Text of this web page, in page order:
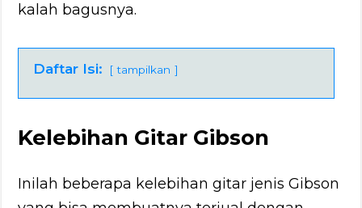
kalah bagusnya.
Daftar Isi: tampilkan
Kelebihan Gitar Gibson
Inilah beberapa kelebihan gitar jenis Gibson